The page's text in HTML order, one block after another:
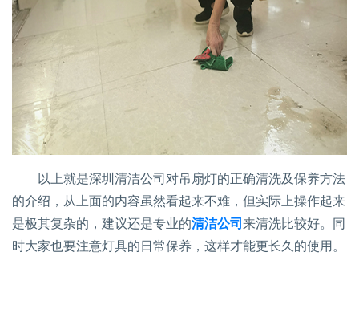
以上就是深圳清洁公司对吊扇灯的正确清洗及保养方法
的介绍，从上面的内容虽然看起来不难，但实际上操作起来
是极其复杂的，建议还是专业的清洁公司来清洗比较好。同
时大家也要注意灯具的日常保养，这样才能更长久的使用。